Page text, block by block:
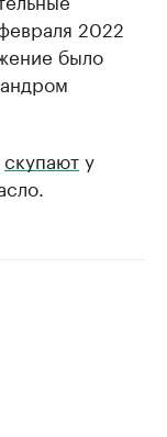
2022
было
скупаюту